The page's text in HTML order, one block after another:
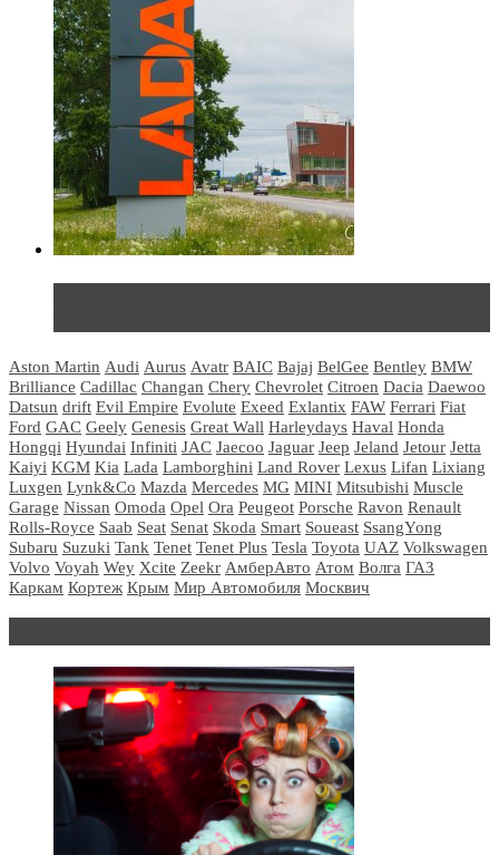
Aston Martin Audi Aurus Avatr BAIC Bajaj BelGee Bentley BMW
Brilliance Cadillac Changan Chery Chevrolet Citroen Dacia Daewoo
Datsun drift Evil Empire Evolute Exeed Exlantix FAW Ferrari Fiat
Ford GAC Geely Genesis Great Wall Harleydays Haval Honda
Hongqi Hyundai Infiniti JAC Jaecoo Jaguar Jeep Jeland Jetour Jetta
Kaiyi KGM Kia Lada Lamborghini Land Rover Lexus Lifan Lixiang
Luxgen Lynk&Co Mazda Mercedes MG MINI Mitsubishi Muscle
Garage Nissan Omoda Opel Ora Peugeot Porsche Ravon Renault
Rolls-Royce Saab Seat Senat Skoda Smart Soueast SsangYong
Subaru Suzuki Tank Tenet Tenet Plus Tesla Toyota UAZ Volkswagen
Volvo Voyah Wey Xcite Zeekr АмберАвто Атом Волга ГАЗ
Каркам Кортеж Крым Мир Автомобиля Москвич